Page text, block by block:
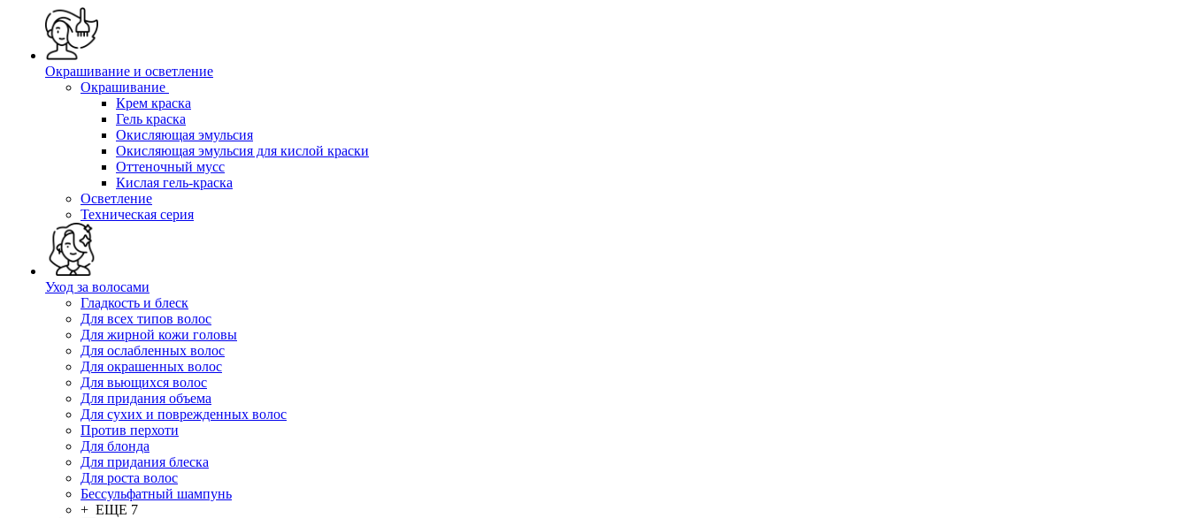
Окрашивание и осветление
Окрашивание
Крем краска
Гель краска
Окисляющая эмульсия
Окисляющая эмульсия для кислой краски
Оттеночный мусс
Кислая гель-краска
Осветление
Техническая серия
Уход за волосами
Гладкость и блеск
Для всех типов волос
Для жирной кожи головы
Для ослабленных волос
Для окрашенных волос
Для вьющихся волос
Для придания объема
Для сухих и поврежденных волос
Против перхоти
Для блонда
Для придания блеска
Для роста волос
Бессульфатный шампунь
+ ЕЩЕ 7